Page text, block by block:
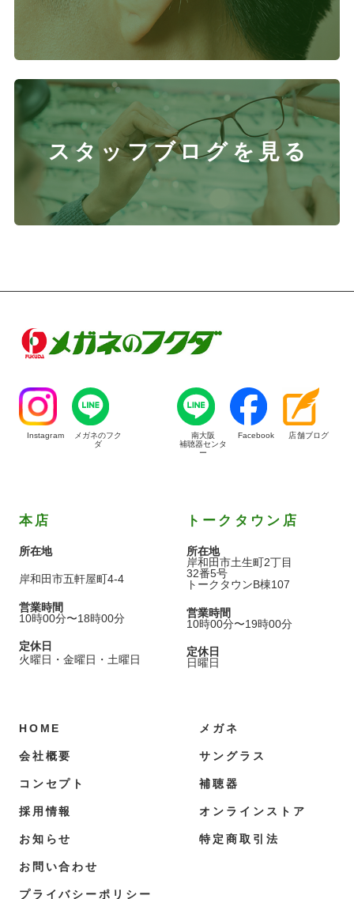
スタッフブログを見る
Instagram
メガネのフク
ダ
南大阪
補聴器センタ
ー
Facebook 店舗ブログ
本店
所在地
岸和田市五軒屋町4-4
営業時間
10時00分〜18時00分
定休日
火曜日
金曜日 土曜日
トークタウン店
所在地
岸和田市土生町2丁目
32番5号
トークタウンB棟107
営業時間
10時00分〜19時00分
定休日
日曜日
HOME
会社概要
コンセプト
採用情報
お知らせ
お問い合わせ
プライバシーポリシー
メガネ
サングラス
補聴器
オンラインストア
特定商取引法